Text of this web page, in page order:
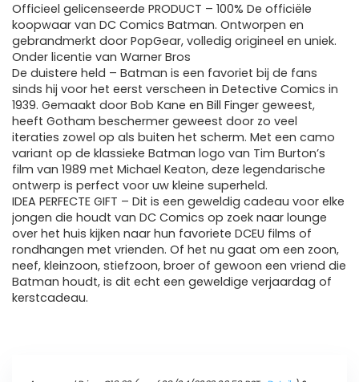
Officieel gelicenseerde PRODUCT – 100% De officiële
koopwaar van DC Comics Batman. Ontworpen en
gebrandmerkt door PopGear, volledig origineel en uniek.
Onder licentie van Warner Bros
De duistere held – Batman is een favoriet bij de fans
sinds hij voor het eerst verscheen in Detective Comics in
1939. Gemaakt door Bob Kane en Bill Finger geweest,
heeft Gotham beschermer geweest door zo veel
iteraties zowel op als buiten het scherm. Met een camo
variant op de klassieke Batman logo van Tim Burton’s
film van 1989 met Michael Keaton, deze legendarische
ontwerp is perfect voor uw kleine superheld.
IDEA PERFECTE GIFT – Dit is een geweldig cadeau voor elke
jongen die houdt van DC Comics op zoek naar lounge
over het huis kijken naar hun favoriete DCEU films of
rondhangen met vrienden. Of het nu gaat om een ​​zoon,
neef, kleinzoon, stiefzoon, broer of gewoon een vriend die
Batman houdt, is dit echt een geweldige verjaardag of
kerstcadeau.